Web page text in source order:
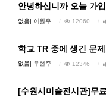
안녕하십니까 오늘 가
없음| 이원우 12060
학교 TR 중에 생긴 문
없음| 우현주 12346
[수원시미술전시관]무